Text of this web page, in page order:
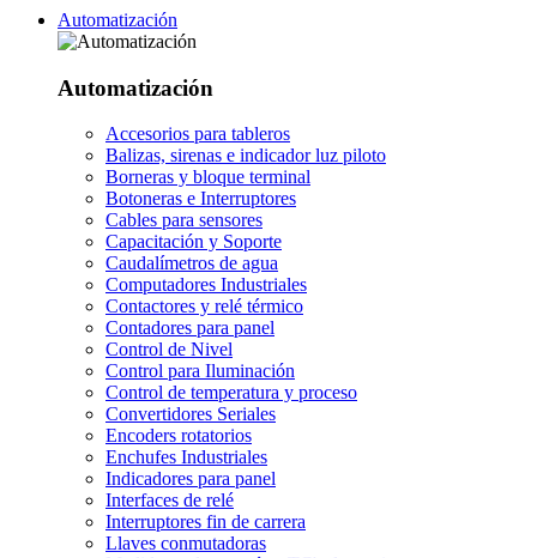
Automatización
Automatización
Accesorios para tableros
Balizas, sirenas e indicador luz piloto
Borneras y bloque terminal
Botoneras e Interruptores
Cables para sensores
Capacitación y Soporte
Caudalímetros de agua
Computadores Industriales
Contactores y relé térmico
Contadores para panel
Control de Nivel
Control para Iluminación
Control de temperatura y proceso
Convertidores Seriales
Encoders rotatorios
Enchufes Industriales
Indicadores para panel
Interfaces de relé
Interruptores fin de carrera
Llaves conmutadoras